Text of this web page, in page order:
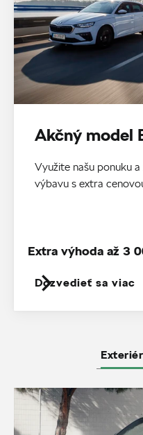
Akčný model
Využite našu ponuku
výbavu s extra
Dozvedieť sa viac
Extra výhoda až 3
Exteriér